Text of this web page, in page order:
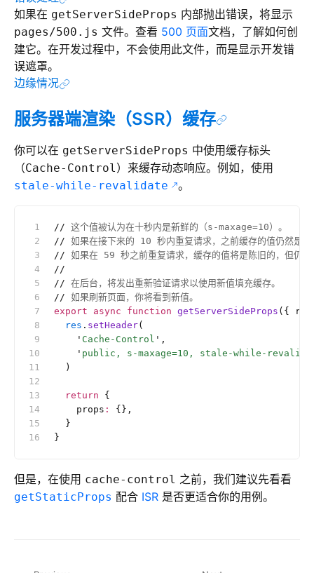
如果在 getServerSideProps 内部抛出错误，将显示
pages/500.js 文件。查看 500 页面文档，了解如何创
建它。在开发过程中，不会使用此文件，而是显示开发错
误遮罩。
边缘情况
服务器端渲染（SSR）缓存
你可以在 getServerSideProps 中使用缓存标头
（Cache-Control）来缓存动态响应。例如，使用
stale-while-revalidate 。
// 这个值被认为在十秒内是新鲜的（s-maxage=10）。
// 如果在接下来的 10 秒内重复请求，之前缓存的值仍然是新
// 如果在 59 秒之前重复请求，缓存的值将是陈旧的，
//
// 在后台，将发出重新验证请求以使用新值填充缓存。
// 如果刷新页面，你将看到新值。
export async function getServerSideProps ({
  res
. setHeader(
    '
Cache-Control ' ,
    '
public, s-maxage=10, stale-while-
  )
  return
{
    props
:
{},
  }
}
但是，在使用 cache-control 之前，我们建议先看看
getStaticProps 配合 ISR 是否更适合你的用例。